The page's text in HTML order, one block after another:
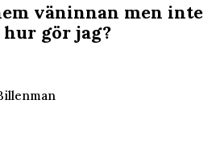
väninnan men inte
gör jag?